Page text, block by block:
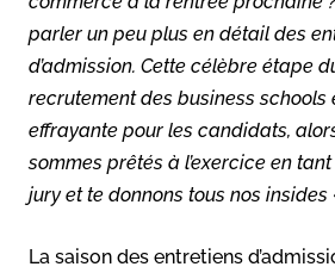
parler un peu plus en détail des
d’admission. Cette célèbre étape
recrutement des business schools
effrayante pour les candidats,
sommes prêtés à l’exercice en
jury et te donnons tous nos insides
La saison des entretiens